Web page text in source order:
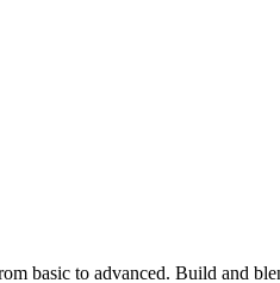
basic to advanced. Build and